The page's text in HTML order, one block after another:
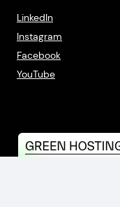
LinkedIn
Instagram
Facebook
YouTube